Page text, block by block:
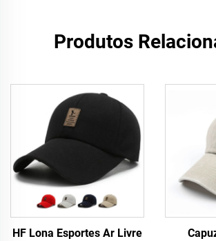
Produtos
HF Lona Esportes Ar Livre